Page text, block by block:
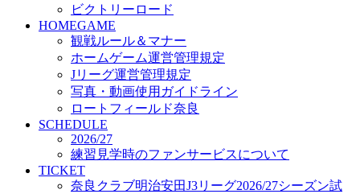
2026/27ファンコミュニティ
サポートショップ
GOODS
オフィシャルストア（実店舗）
オンラインストア
ACADEMY
アカデミーについて
プロジェクト
コーチ&スタッフ
ジュニア
ジュニアユース
ユース
ビクトリーロード
HOMEGAME
観戦ルール＆マナー
ホームゲーム運営管理規定
Jリーグ運営管理規定
写真・動画使用ガイドライン
ロートフィールド奈良
SCHEDULE
2026/27
練習見学時のファンサービスについて
TICKET
奈良クラブ明治安田J3リーグ2026/27シーズン試